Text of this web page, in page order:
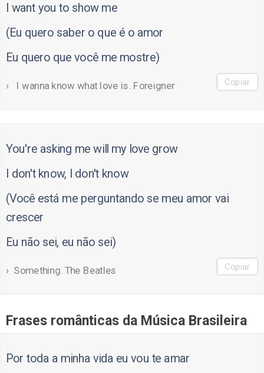
I want you to show me
(Eu quero saber o que é o amor
Eu quero que você me mostre)
I wanna know what love is. Foreigner Copiar
You're asking me will my love grow
I don't know, I don't know
(Você está me perguntando se meu amor vai
crescer
Eu não sei, eu não sei)
Something. The Beatles Copiar
Frases românticas da Música Brasileira
Por toda a minha vida eu vou te amar